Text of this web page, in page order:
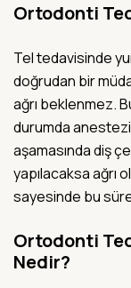
Ortodonti
Tel tedavisinde
doğrudan bir
ağrı beklenmez.
durumda
aşamasında diş
yapılacaksa ağrı
sayesinde bu
Ortodonti
Nedir?